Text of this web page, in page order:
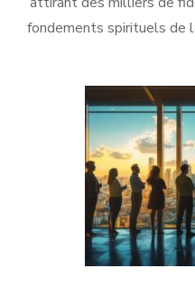
fondements spirituels de